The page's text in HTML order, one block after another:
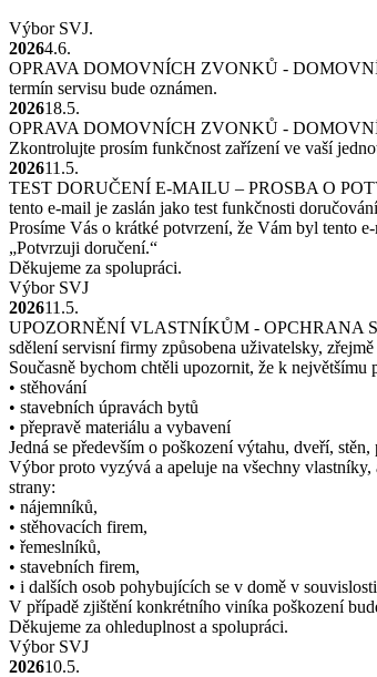
Výbor SVJ.
20264.6.
OPRAVA DOMOVNÍCH ZVONKŮ -
termín servisu bude oznámen.
202618.5.
OPRAVA DOMOVNÍCH ZVONKŮ -
Zkontrolujte prosím funkčnost zařízení ve vaší
202611.5.
TEST DORUČENÍ E-MAILU – PROSBA O
tento e-mail je zaslán jako test funkčnosti
Prosíme Vás o krátké potvrzení, že Vám byl tento
„Potvrzuji doručení.“
Děkujeme za spolupráci.
Výbor SVJ
202611.5.
UPOZORNĚNÍ VLASTNÍKŮM - OPCHRANA
sdělení servisní firmy způsobena uživatelsky,
Současně bychom chtěli upozornit, že k
• stěhování
• stavebních úpravách bytů
• přepravě materiálu a vybavení
Jedná se především o poškození výtahu, dveří,
Výbor proto vyzývá a apeluje na všechny
strany:
• nájemníků,
• stěhovacích firem,
• řemeslníků,
• stavebních firem,
• i dalších osob pohybujících se v domě v
V případě zjištění konkrétního viníka poškození
Děkujeme za ohleduplnost a spolupráci.
Výbor SVJ
202610.5.